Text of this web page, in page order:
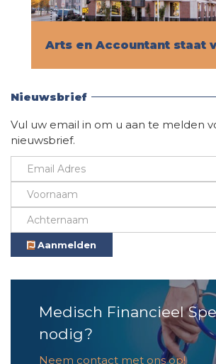
Arts en Accountant staat
Nieuwsbrief
Vul uw email in om u aan te melden
nieuwsbrief.
Aanmelden
Medisch Financieel
nodig?
Neem contact met ons op!